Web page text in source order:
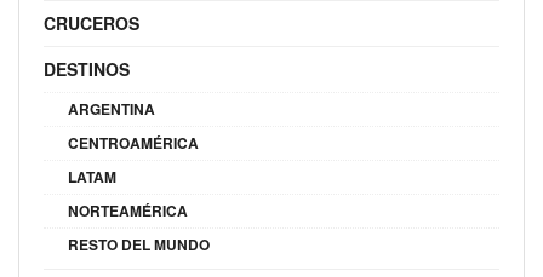
CRUCEROS
DESTINOS
ARGENTINA
CENTROAMÉRICA
LATAM
NORTEAMÉRICA
RESTO DEL MUNDO